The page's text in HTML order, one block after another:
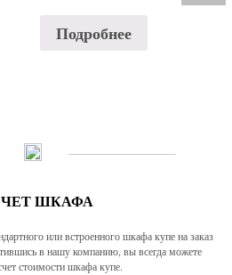
Подробнее
ШКАФА
или встроенного шкафа купе на заказ
в нашу компанию, вы всегда можете
стоимости шкафа купе.